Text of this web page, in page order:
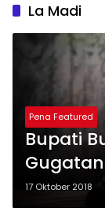
La Madi
Pena Featured
Bupati
Gugatan
Kendari
17 Oktober 2018